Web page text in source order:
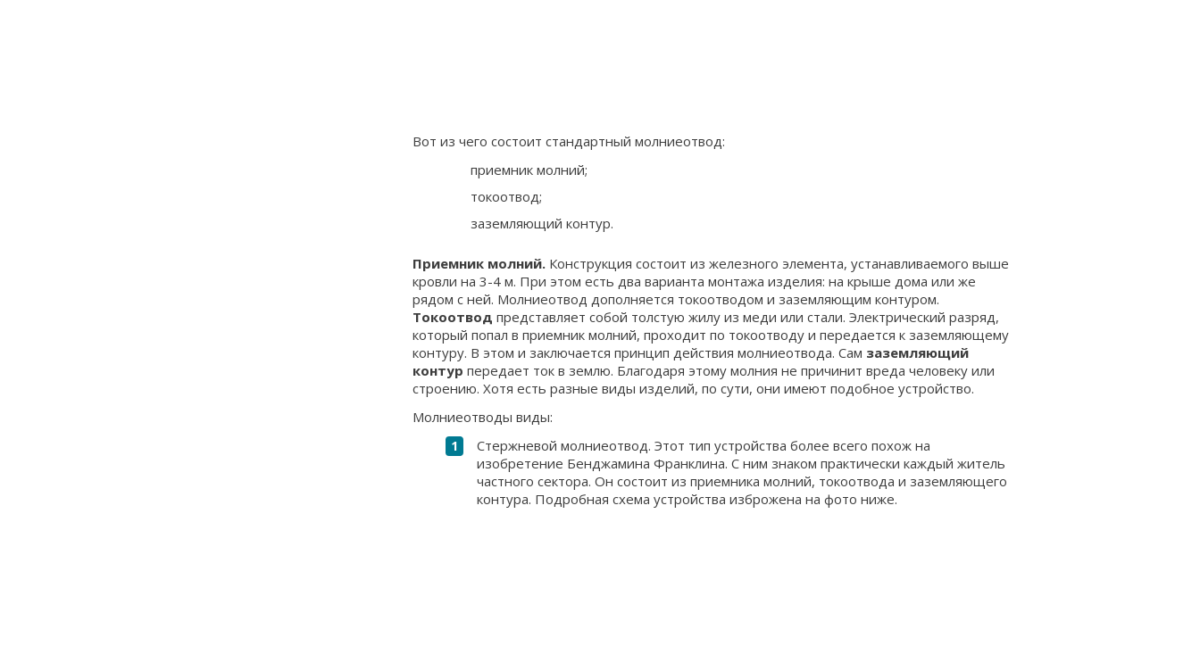
Вот из чего состоит стандартный молниеотвод:
приемник молний;
токоотвод;
заземляющий контур.
Приемник молний. Конструкция состоит из железного элемента, устанавливаемого выше
кровли на 3-4 м. При этом есть два варианта монтажа изделия: на крыше дома или же
рядом с ней. Молниеотвод дополняется токоотводом и заземляющим контуром.
Токоотвод представляет собой толстую жилу из меди или стали. Электрический разряд,
который попал в приемник молний, проходит по токоотводу и передается к заземляющему
контуру. В этом и заключается принцип действия молниеотвода. Сам заземляющий
контур передает ток в землю. Благодаря этому молния не причинит вреда человеку или
строению. Хотя есть разные виды изделий, по сути, они имеют подобное устройство.
Молниеотводы виды:
Стержневой молниеотвод. Этот тип устройства более всего похож на
изобретение Бенджамина Франклина. С ним знаком практически каждый житель
частного сектора. Он состоит из приемника молний, токоотвода и заземляющего
контура. Подробная схема устройства изброжена на фото ниже.